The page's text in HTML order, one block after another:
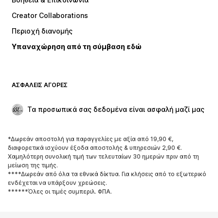
Εσώρουχα
Κοστούμια και σακάκια
Μαγιό
Περιστάσεις
Aποκλειστικά
ΠΑΠΟΎΤΣΙΑ
ΝΕΑ
Μπότες και μποτάκια
Ανοικτά παπούτσια
Aποκλειστικά
ΑΘΛΗΤΙΚΆ
Αθλητική ένδυση
Creator Collaborations
Περιοχή διανομής
Υπαναχώρηση από τη σύμβαση εδώ
ΑΣΦΑΛΕΊΣ ΑΓΟΡΈΣ
Τα προσωπικά σας δεδομένα είναι ασφαλή μαζί μας
*Δωρεάν αποστολή για παραγγελίες με αξία από 19,90 €,
διαφορετικά ισχύουν έξοδα αποστολής & υπηρεσιών 2,90 €.
Χαμηλότερη συνολική τιμή των τελευταίων 30 ημερών πριν από τη
μείωση της τιμής.
****Δωρεάν από όλα τα εθνικά δίκτυα. Για κλήσεις από το εξωτερικό
ενδέχεται να υπάρξουν χρεώσεις.
******Όλες οι τιμές συμπεριλ. ΦΠΑ.